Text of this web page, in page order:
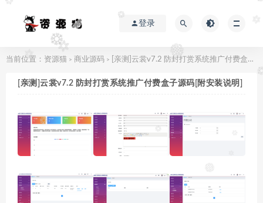
登录
当前位置： 资源猫 > 商业源码 > [亲测]云裳v7.2 防封打赏系统推广付费盒子源码[附安装说明]
[亲测]云裳v7.2 防封打赏系统推广付费盒子源码[附安装说明]